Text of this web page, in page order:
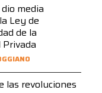
media
Ley de
de la
las revoluciones